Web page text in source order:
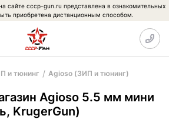
сайте cccp-gun.ru представлена в ознакомительных
приобретена дистанционным способом.
и тюнинг Agioso (ЗИП и тюнинг)
Agioso 5.5 мм мини
KrugerGun)